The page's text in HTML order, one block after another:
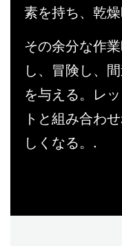
素を持ち、乾
その余分な作
し、冒険し、
を与える。レ
トと組み合わ
しくなる。.